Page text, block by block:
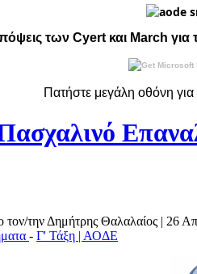
των Cyert και March
Πατήστε μεγάλη οθόνη για
τον/την Δημήτρης Θαλαλαίος | 26
- Γ' Τάξη | ΑΟΔΕ